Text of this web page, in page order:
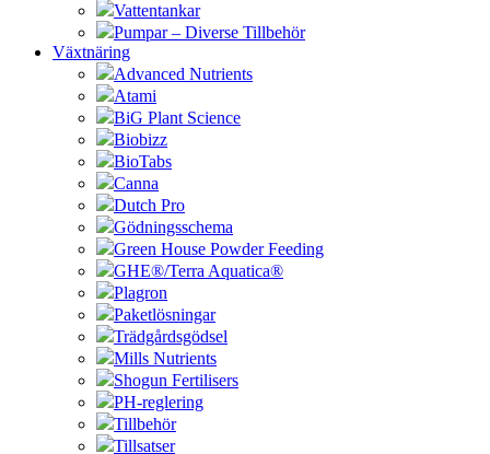
Vattentankar
Pumpar – Diverse Tillbehör
Växtnäring
Advanced Nutrients
Atami
BiG Plant Science
Biobizz
BioTabs
Canna
Dutch Pro
Gödningsschema
Green House Powder Feeding
GHE®/Terra Aquatica®
Plagron
Paketlösningar
Trädgårdsgödsel
Mills Nutrients
Shogun Fertilisers
PH-reglering
Tillbehör
Tillsatser